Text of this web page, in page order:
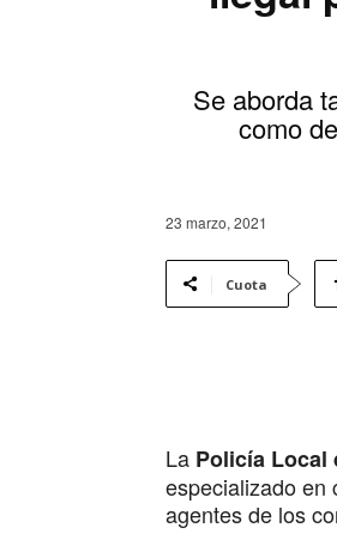
Se aborda
como
23 marzo, 2021
Cuota
La Policía Local
especializado en
agentes de los